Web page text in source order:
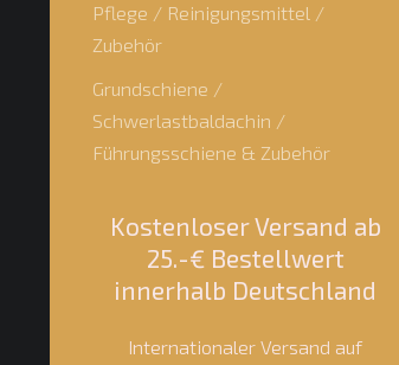
Pflege / Reinigungsmittel /
Zubehör
Grundschiene /
Schwerlastbaldachin /
Führungsschiene & Zubehör
Kostenloser Versand ab
25.-€ Bestellwert
innerhalb Deutschland
Internationaler Versand auf